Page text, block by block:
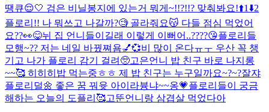
땡큐😌🤍 검은 비닐봉지에 있는거 뭐게~!!?!!? 맞춰봐요!⬆️1⬇️2
플로리!! 나 뭐쓰고 나갈까?🧐 골라줘요😽 다들 점심 먹었어
요??👀😋뉘 집 언니들이길래 이렇게 이뻐어..????😘플로리들
모행~?? 저는 네일 바꿨쪄욤💅💞비 많이 온다ㅠㅜ 우산 꼭 챙
기고 나가 플로리 감기 걸려🥺고은언니 밥 친구 바로 나지롱
~~🥰 히히히 밥 먹는중ㅎㅎ 제 밥 친구는 누구일까요~?~?잘쟈
플로리덜🌼 좋은 꿈 꿔윳 아이라븅냐~~옹💗플로리들이 궁금
해하는 오늘의 도플리🥰고뚠언니랑 삼겹살 먹었다아